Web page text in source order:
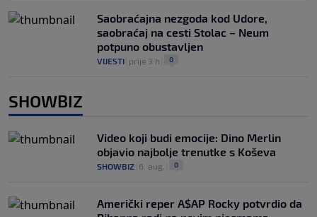
Saobraćajna nezgoda kod Udore,
saobraćaj na cesti Stolac – Neum
potpuno obustavljen
VIJESTI prije 3 h 0
SHOWBIZ
Video koji budi emocije: Dino Merlin
objavio najbolje trenutke s Koševa
SHOWBIZ 6. aug. 0
Američki reper A$AP Rocky potvrdio da